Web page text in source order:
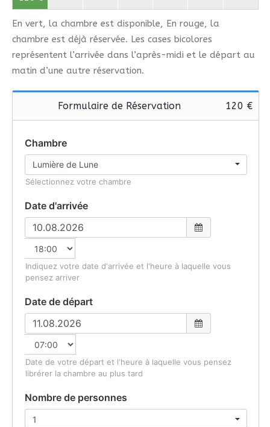
En vert, la chambre est disponible, En rouge, la
chambre est déjà réservée. Les cases bicolores
représentent l’arrivée dans l’après-midi et le départ au
matin d’une autre réservation.
Formulaire de Réservation 120 €
Chambre
Sélectionnez votre chambre
Date d'arrivée
Indiquez votre date d'arrivée et l'heure à laquelle vous
pensez arriver
Date de départ
Date de votre départ et l'heure à laquelle vous pensez
librérer la chambre au plus tard
Nombre de personnes